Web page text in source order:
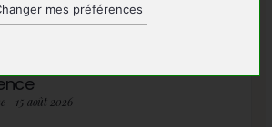
mes préférences
par Cévennes Magazine - 15 août 2026